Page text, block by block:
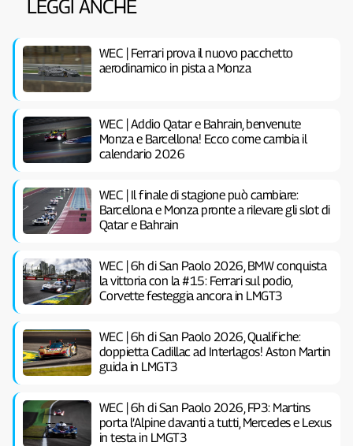
LEGGI ANCHE
WEC | Ferrari prova il nuovo pacchetto
aerodinamico in pista a Monza
WEC | Addio Qatar e Bahrain, benvenute
Monza e Barcellona! Ecco come cambia il
calendario 2026
WEC | Il finale di stagione può cambiare:
Barcellona e Monza pronte a rilevare gli slot di
Qatar e Bahrain
WEC | 6h di San Paolo 2026, BMW conquista
la vittoria con la #15: Ferrari sul podio,
Corvette festeggia ancora in LMGT3
WEC | 6h di San Paolo 2026, Qualifiche:
doppietta Cadillac ad Interlagos! Aston Martin
guida in LMGT3
WEC | 6h di San Paolo 2026, FP3: Martins
porta l’Alpine davanti a tutti, Mercedes e Lexus
in testa in LMGT3